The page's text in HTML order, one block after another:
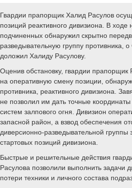
Гвардии прапорщик Халид Расулов
позиций реактивного дивизиона. В
подчиненных обнаружил скрытно
разведывательную группу противника,
доложил Халиду Расулову.
Оценив обстановку, гвардии
на оперативную смену позиции,
противника, реактивного дивизиона.
не позволил им дать точные
систем залпового огня. Дивизион
запасной район, а взвод обеспечения
диверсионно-разведывательной группы
стартовых позиций дивизиона.
Быстрые и решительные действия
Расулова позволили выполнить задачи
потери техники и личного состава